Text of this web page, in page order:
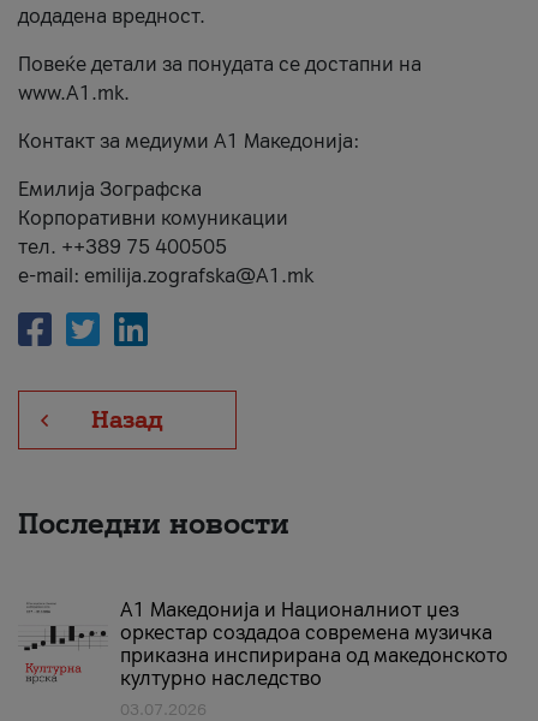
додадена вредност.
Повеќе детали за понудата се достапни на
www.А1.mk.
Контакт за медиуми А1 Македонија:
Емилија Зографска
Корпоративни комуникации
тел. ++389 75 400505
e-mail: emilija.zografska@A1.mk
Назад
Последни новости
А1 Македонија и Националниот џез
оркестар создадоа современа музичка
приказна инспирирана од македонското
културно наследство
03.07.2026